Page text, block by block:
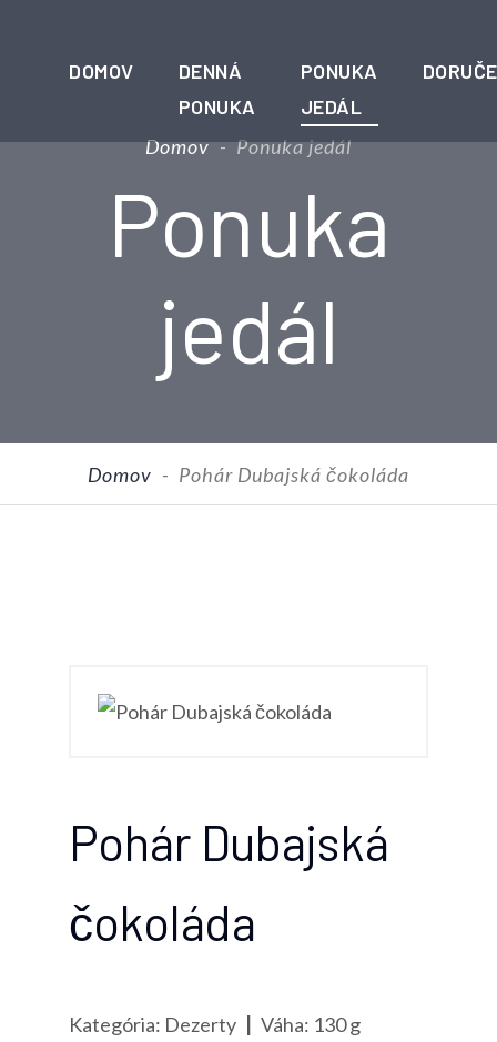
DOMOV
DENNÁ
PONUKA
PONUKA
JEDÁL
Domov - Ponuka jedál
Ponuka
jedál
Domov - Pohár Dubajská čokoláda
Pohár Dubajská
čokoláda
Kategória: Dezerty
Váha: 130 g